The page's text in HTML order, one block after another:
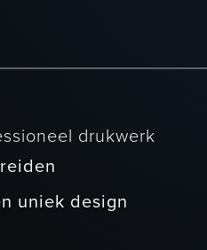
drukwerk
uniek design